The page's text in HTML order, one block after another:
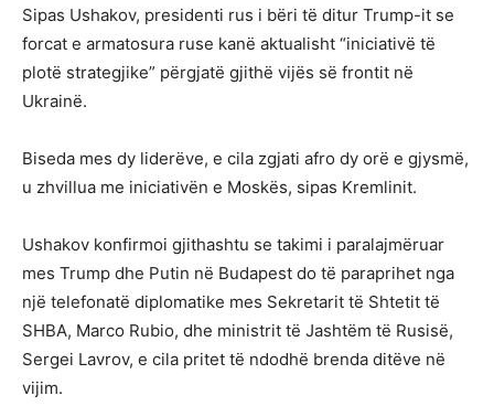
Sipas Ushakov, presidenti rus i bëri të ditur Trump-it se
forcat e armatosura ruse kanë aktualisht “iniciativë të
plotë strategjike” përgjatë gjithë vijës së frontit në
Ukrainë.
Biseda mes dy liderëve, e cila zgjati afro dy orë e gjysmë,
u zhvillua me iniciativën e Moskës, sipas Kremlinit.
Ushakov konfirmoi gjithashtu se takimi i paralajmëruar
mes Trump dhe Putin në Budapest do të paraprihet nga
një telefonatë diplomatike mes Sekretarit të Shtetit të
SHBA, Marco Rubio, dhe ministrit të Jashtëm të Rusisë,
Sergei Lavrov, e cila pritet të ndodhë brenda ditëve në
vijim.